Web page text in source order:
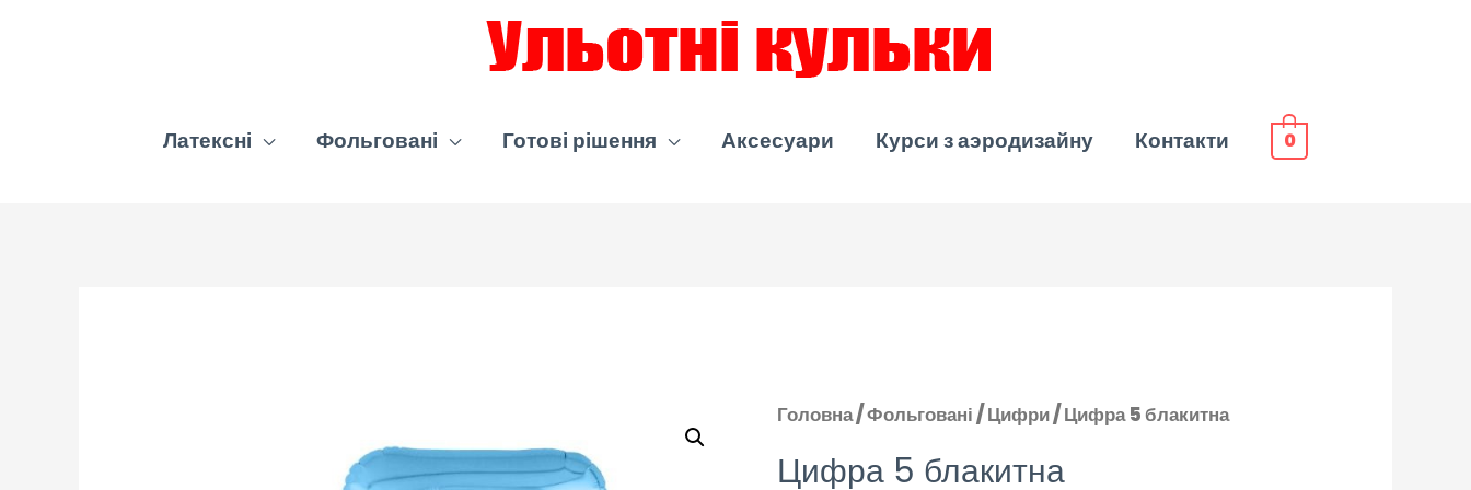
Латексні Фольговані Готові рішення Аксесуари Курси з аэродизайну Контакти 0
Головна/Фольговані/Цифри/ Цифра 5 блакитна
Цифра 5 блакитна